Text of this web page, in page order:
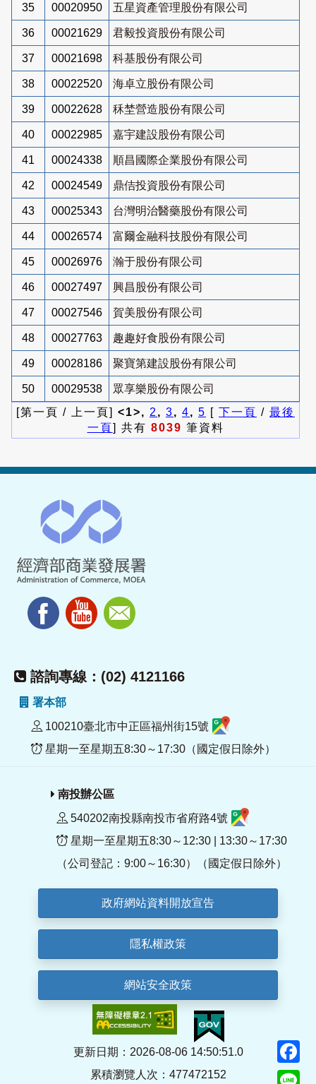
35 00020950 五星資產管理股份有限公司
36 00021629 君毅投資股份有限公司
37 00021698 科基股份有限公司
38 00022520 海卓立股份有限公司
39 00022628 秝埜營造股份有限公司
40 00022985 嘉宇建設股份有限公司
41 00024338 順昌國際企業股份有限公司
42 00024549 鼎佶投資股份有限公司
43 00025343 台灣明治醫藥股份有限公司
44 00026574 富爾金融科技股份有限公司
45 00026976 瀚于股份有限公司
46 00027497 興昌股份有限公司
47 00027546 賀美股份有限公司
48 00027763 趣趣好食股份有限公司
49 00028186 聚寶第建設股份有限公司
50 00029538
眾享樂股份有限公司
[第一頁 / 上一頁] <1>, 2 , 3, 4, 5 [ 下一頁 / 最後
一頁] 共有 8039 筆資料
諮詢專線：(02) 4121166
署本部
100210臺北市中正區福州街15號
星期一至星期五8:30～17:30（國定假日除外）
南投辦公區
540202南投縣南投市省府路4號
星期一至星期五8:30～12:30 | 13:30～17:30
（公司登記：9:00～16:30）（國定假日除外）
政府網站資料開放宣告
隱私權政策
網站安全政策
更新日期：2026-08-06 14:50:51.0
累積瀏覽人次：477472152